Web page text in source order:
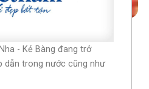
- Kẻ Bàng đang trở
dẫn trong nước cũng như